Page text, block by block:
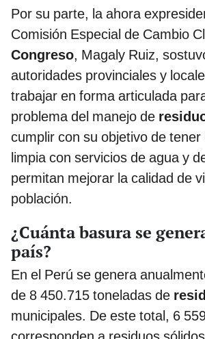
Por su parte, la ahora
Comisión Especial de Cambio
Congreso, Magaly Ruiz,
autoridades provinciales y
trabajar en forma articulada
problema del manejo de
cumplir con su objetivo de tener
limpia con servicios de agua y
permitan mejorar la calidad de
población.
¿Cuánta basura se
país?
En el Perú se genera
de 8 450.715 toneladas de
municipales. De este total, 6